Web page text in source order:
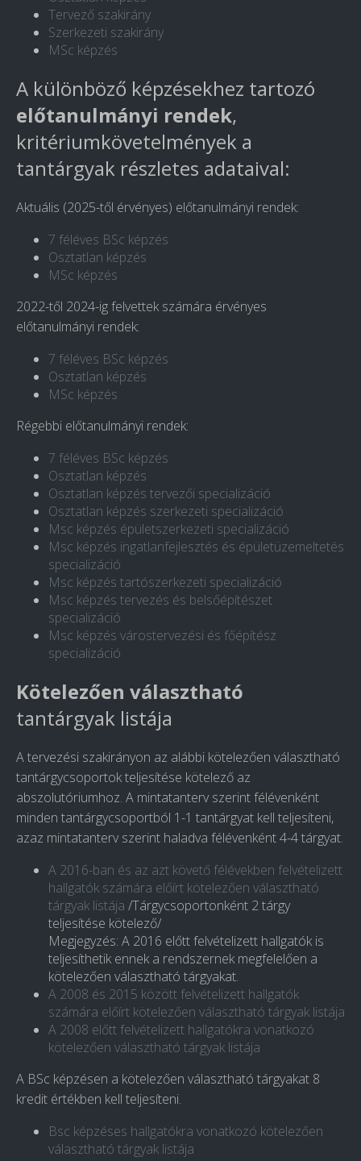
Tervező szakirány
Szerkezeti szakirány
MSc képzés
A különböző képzésekhez tartozó
előtanulmányi rendek,
kritériumkövetelmények a
tantárgyak részletes adataival:
Aktuális (2025-től érvényes) előtanulmányi rendek:
7 féléves BSc képzés
Osztatlan képzés
MSc képzés
2022-től 2024-ig felvettek számára érvényes
előtanulmányi rendek:
7 féléves BSc képzés
Osztatlan képzés
MSc képzés
Régebbi előtanulmányi rendek:
7 féléves BSc képzés
Osztatlan képzés
Osztatlan képzés tervezői specializáció
Osztatlan képzés szerkezeti specializáció
Msc képzés épületszerkezeti specializáció
Msc képzés ingatlanfejlesztés és épületüzemeltetés
specializáció
Msc képzés tartószerkezeti specializáció
Msc képzés tervezés és belsőépítészet
specializáció
Msc képzés várostervezési és főépítész
specializáció
Kötelezően választható
tantárgyak listája
A tervezési szakirányon az alábbi kötelezően választható
tantárgycsoportok teljesítése kötelező az
abszolutóriumhoz. A mintatanterv szerint félévenként
minden tantárgycsoportból 1-1 tantárgyat kell teljesíteni,
azaz mintatanterv szerint haladva félévenként 4-4 tárgyat.
A 2016-ban és az azt követő félévekben felvételizett
hallgatók számára előírt kötelezően választható
tárgyak listája /Tárgycsoportonként 2 tárgy
teljesítése kötelező/
Megjegyzés: A 2016 előtt felvételizett hallgatók is
teljesíthetik ennek a rendszernek megfelelően a
kötelezően választható tárgyakat.
A 2008 és 2015 között felvételizett hallgatók
számára előírt kötelezően választható tárgyak listája
A 2008 előtt felvételizett hallgatókra vonatkozó
kötelezően választható tárgyak listája
A BSc képzésen a kötelezően választható tárgyakat 8
kredit értékben kell teljesíteni.
Bsc képzéses hallgatókra vonatkozó kötelezően
választható tárgyak listája